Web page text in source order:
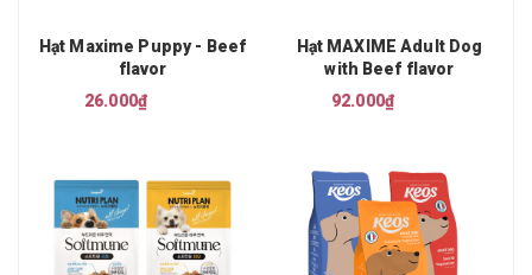
Hạt Maxime Puppy - Beef
flavor
26.000₫
Hạt MAXIME Adult Dog
with Beef flavor
92.000₫